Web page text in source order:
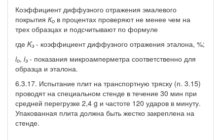
Коэффициент диффузного отражения эмалевого
покрытия Ко в процентах проверяют не менее чем на
трех образцах и подсчитывают по формуле
где Kэ - коэффициент диффузного отражения эталона, %;
iо, iэ - показания микроамперметра соответственно для
образца и эталона.
6.3.17. Испытание плит на транспортную тряску (п. 3.15)
проводят на специальном стенде в течение 30 мин при
средней перегрузке 2,4 g и частоте 120 ударов в минуту.
Упакованная плита должна быть жестко закреплена на
стенде.